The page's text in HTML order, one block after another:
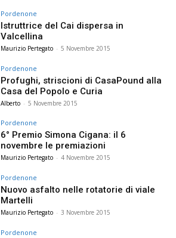
Pordenone
Istruttrice del Cai dispersa in
Valcellina
Maurizio Pertegato - 5 Novembre 2015
Pordenone
Profughi, striscioni di CasaPound alla
Casa del Popolo e Curia
Alberto - 5 Novembre 2015
Pordenone
6° Premio Simona Cigana: il 6
novembre le premiazioni
Maurizio Pertegato - 4 Novembre 2015
Pordenone
Nuovo asfalto nelle rotatorie di viale
Martelli
Maurizio Pertegato - 3 Novembre 2015
Pordenone